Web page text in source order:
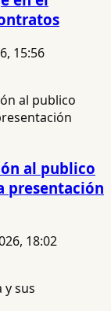
15:56
al publico
presentación
18:02